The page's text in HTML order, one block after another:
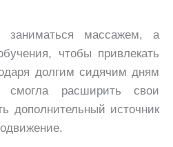
массажем, а
чтобы привлекать
долгим сидячим дням
расширить свои
дополнительный источник